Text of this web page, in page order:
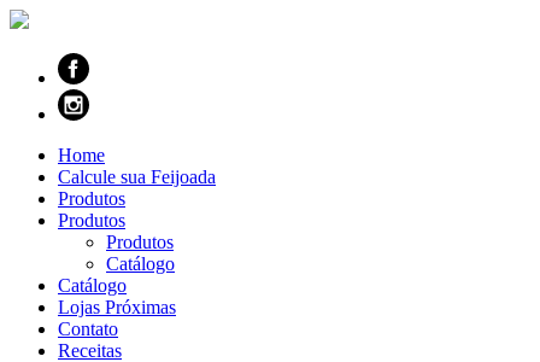
Home
Calcule sua Feijoada
Produtos
Produtos
Produtos
Catálogo
Catálogo
Lojas Próximas
Contato
Receitas